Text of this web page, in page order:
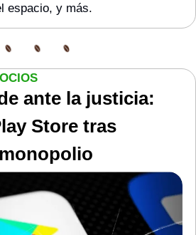
espacio, y más.
ante la justicia:
Store tras